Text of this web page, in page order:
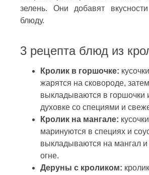
зелень. Они добавят
блюду.
3 рецепта блюд из
Кролик в горшочке:
жарятся на сковороде, затем
выкладываются в горшочки
духовке со специями и
Кролик на мангале:
маринуются в специях и
выкладываются на мангал и
огне.
Деруны с кроликом: